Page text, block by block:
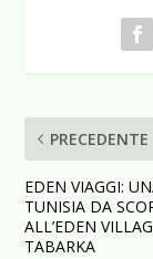
PRECEDENTE
EDEN VIAGGI:
TUNISIA DA
ALL’EDEN
TABARKA